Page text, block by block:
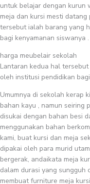
untuk belajar dengan kurun
meja dan kursi mesti
tersebut ialah barang yang
bagi kenyamanan siswanya .
harga meubelair sekolah
Lantaran kedua hal
oleh institusi pendidikan
Umumnya di sekolah kerap
bahan kayu , namun seiring
disukai dengan bahan besi
menggunakan bahan
kami, buat kursi dan meja
dipakai oleh para murid
bergerak, andaikata meja
dalam durasi yang sungguh
membuat furniture meja